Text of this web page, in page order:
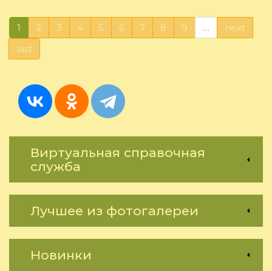
1 2 3 4 5 6 7 8 9 …
next
last
Виртуальная справочная
служба
Лучшее из фотогалереи
Новинки